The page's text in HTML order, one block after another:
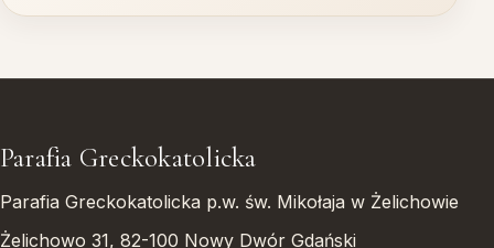
Parafia Greckokatolicka
Parafia Greckokatolicka p.w. św. Mikołaja w Żelichowie
Żelichowo 31, 82-100 Nowy Dwór Gdański